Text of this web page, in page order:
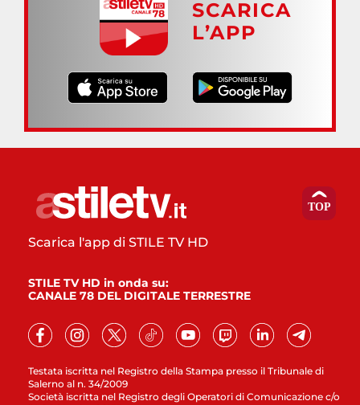
SCARICA
L’APP
Testata iscritta nel Registro della Stampa presso il Tribunale di
Salerno al n. 34/2009
Società iscritta nel Registro degli Operatori di Comunicazione c/o
Scarica l'app di STILE TV HD
STILE TV HD in onda su:
CANALE 78 DEL DIGITALE TERRESTRE